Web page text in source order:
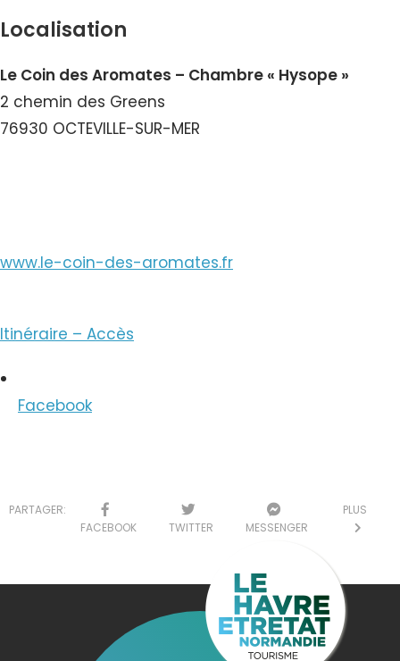
Localisation
Le Coin des Aromates – Chambre « Hysope »
2 chemin des Greens
76930 OCTEVILLE-SUR-MER
www.le-coin-des-aromates.fr
Itinéraire – Accès
Facebook
PARTAGER:
FACEBOOK
TWITTER MESSENGER
PLUS